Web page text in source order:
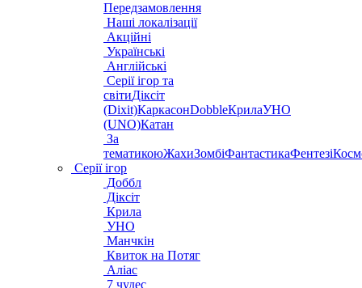
Передзамовлення
Наші локалізації
Акційні
Українські
Англійські
Серії ігор та
світиДіксіт
(Dixit)КаркасонDobbleКрилаУНО
(UNO)Катан
За
тематикоюЖахиЗомбіФантастикаФентезі
Серії ігор
Доббл
Діксіт
Крила
УНО
Манчкін
Квиток на Потяг
Аліас
7 чудес